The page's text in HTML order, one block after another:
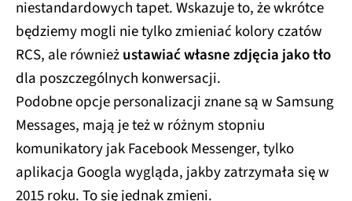
niestandardowych tapet. Wskazuje to, że wkrótce
będziemy mogli nie tylko zmieniać kolory czatów
RCS, ale równieżustawiać własne zdjęcia jako tło
dla poszczególnych konwersacji.
Podobne opcje personalizacji znane są w Samsung
Messages, mają je też w różnym stopniu
komunikatory jak Facebook Messenger, tylko
aplikacja Googla wygląda, jakby zatrzymała się w
2015 roku. To się jednak zmieni.